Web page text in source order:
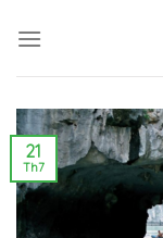
21
Th7